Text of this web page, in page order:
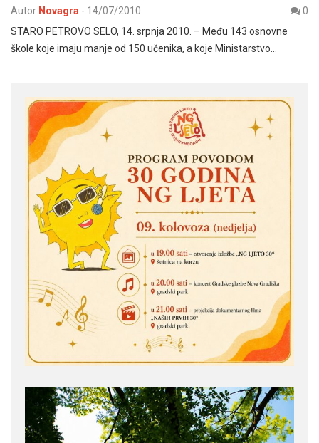
Autor Novagra - 14/07/2010
0
STARO PETROVO SELO, 14. srpnja 2010. – Među 143 osnovne
škole koje imaju manje od 150 učenika, a koje Ministarstvo…